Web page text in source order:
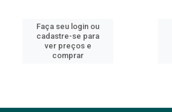
Faça seu login ou
cadastre-se para
ver preços e
comprar